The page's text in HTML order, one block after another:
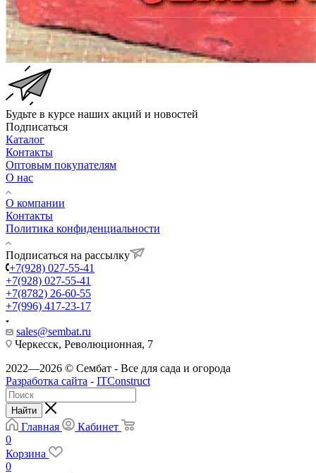
Будьте в курсе наших акций и новостей
Подписаться
Каталог
Контакты
Оптовым покупателям
О нас
О компании
Контакты
Политика конфиденциальности
Подписаться на рассылку
+7(928) 027-55-41
+7(928) 027-55-41
+7(8782) 26-60-55
+7(996) 417-23-17
sales@sembat.ru
Черкесск, Революционная, 7
2022—2026 © Сембат - Все для сада и огорода
Разработка сайта - ITConstruct
Найти
Главная
Кабинет
0
Корзина
0